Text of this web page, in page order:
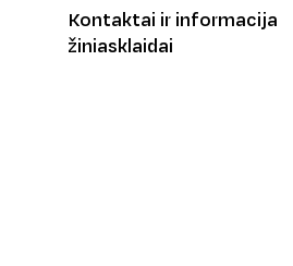
Kontaktai ir informacija
žiniasklaidai